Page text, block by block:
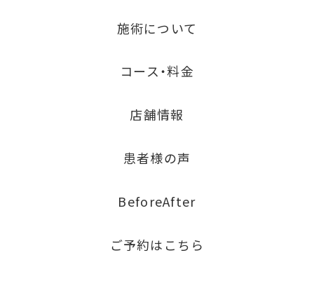
施術について
コース・料金
店舗情報
患者様の声
BeforeAfter
ご予約はこちら